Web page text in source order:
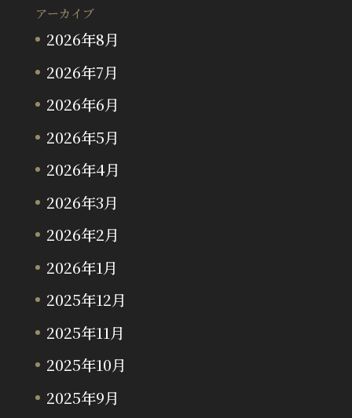
アーカイブ
2026年8月
2026年7月
2026年6月
2026年5月
2026年4月
2026年3月
2026年2月
2026年1月
2025年12月
2025年11月
2025年10月
2025年9月